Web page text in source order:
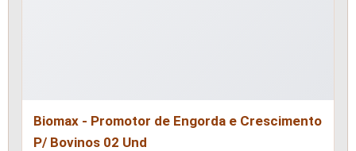
Biomax - Promotor de Engorda e Crescimento
P/ Bovinos 02 Und